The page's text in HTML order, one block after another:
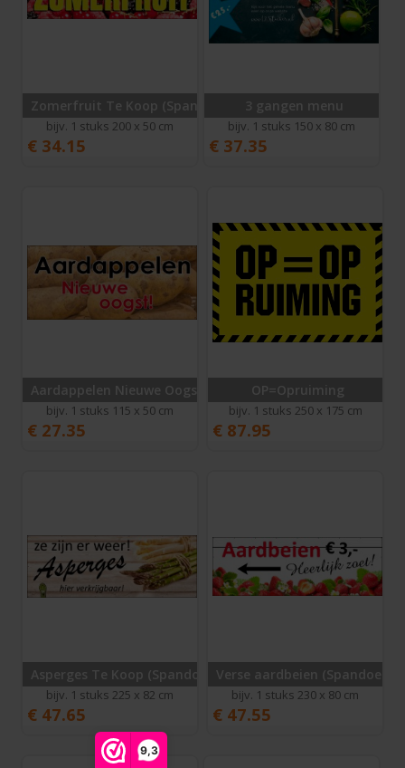
9,3
Zomerfruit Te Koop (Spandoek)
bijv. 1 stuks 200 x 50 cm
€ 34.15
3 gangen menu
bijv. 1 stuks 150 x 80 cm
€ 37.35
Aardappelen Nieuwe Oogst
bijv. 1 stuks 115 x 50 cm
€ 27.35
OP=Opruiming
bijv. 1 stuks 250 x 175 cm
€ 87.95
Asperges Te Koop (Spandoek)
bijv. 1 stuks 225 x 82 cm
€ 47.65
Verse aardbeien (Spandoek)
bijv. 1 stuks 230 x 80 cm
€ 47.55